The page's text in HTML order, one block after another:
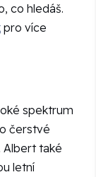
co hledáš.
pro více
spektrum
čerstvé
Albert také
letní